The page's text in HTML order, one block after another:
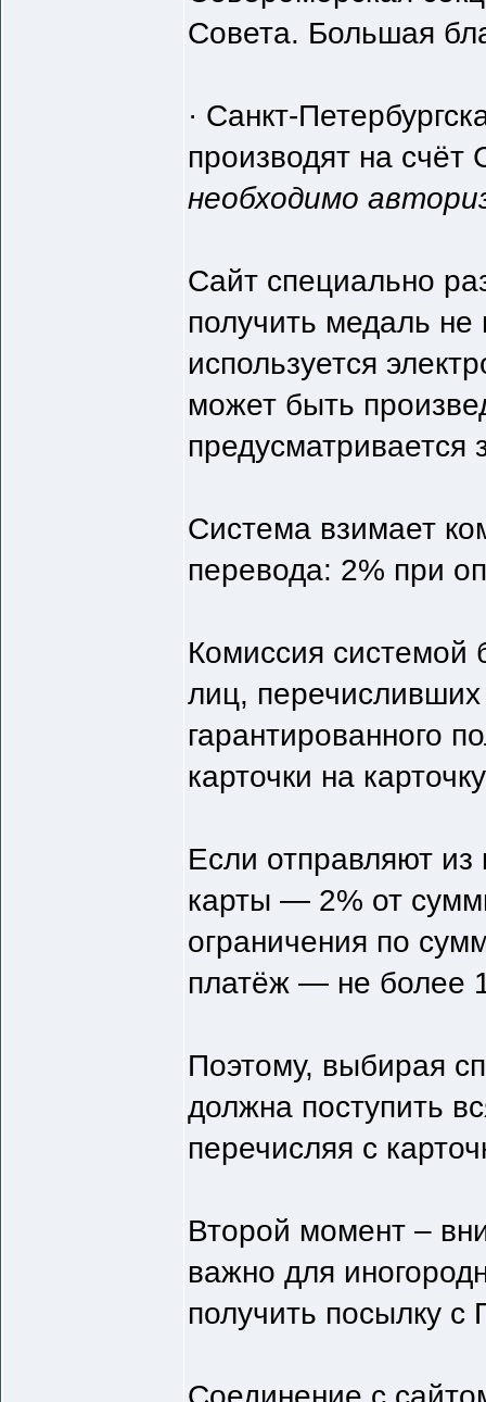
Совета. Большая
· Санкт-
производят на
необходимо
Сайт специально
получить медаль
используется
может быть
Система взимает
перевода: 2% при
Комиссия системой
лиц, перечисливших
гарантированного
карточки на
Если отправляют
карты — 2% от
ограничения по
платёж — не более
Поэтому, выбирая
должна поступить
перечисляя с
Второй момент –
важно для
получить посылку